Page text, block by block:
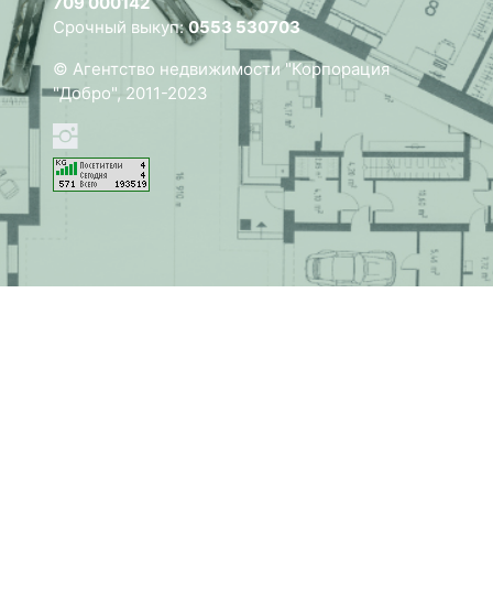
Срочный выкуп:0553 530703
© Агентство недвижимости "Корпорация
"Добро", 2011-2023